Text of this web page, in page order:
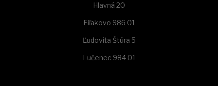
Hlavná 20
Fiľakovo 986 01
Ľudovita Štúra 5
Lučenec 984 01